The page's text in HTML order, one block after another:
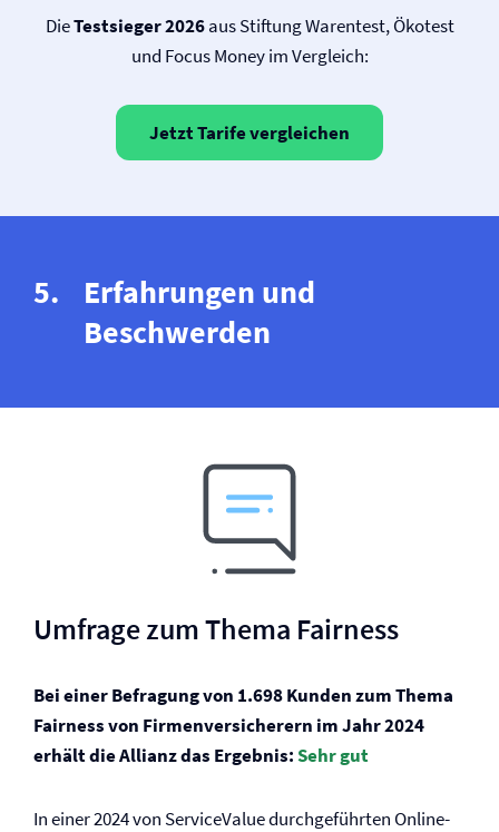
DieTestsieger 2026aus Stiftung Warentest, Ökotest
und Focus Money im Vergleich:
Jetzt Tarife vergleichen
Erfahrungen und
Beschwerden
Umfrage zum Thema Fairness
Bei einer Befragung von 1.698 Kunden zum Thema
Fairness von Firmen­versicherern im Jahr 2024
erhält die Allianz das Ergebnis:Sehr gut
In einer 2024 von ServiceValue durchgeführten Online-